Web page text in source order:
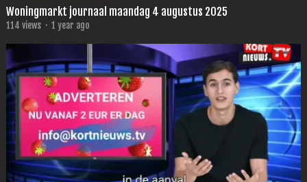
Woningmarkt journaal maandag 4 augustus 2025
114 views · 1 year ago